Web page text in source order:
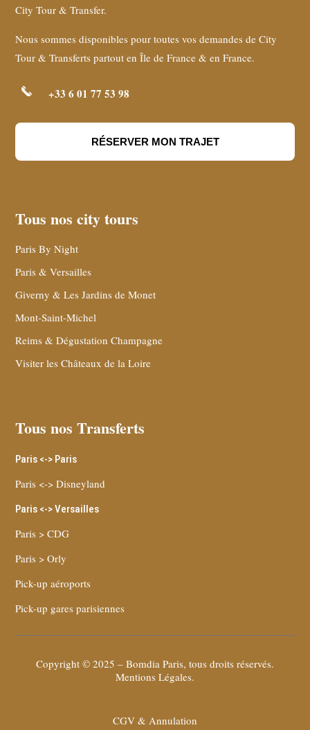
City Tour & Transfer.
Nous sommes disponibles pour toutes vos demandes de City
Tour & Transferts partout en Île de France & en France.
+33 6 01 77 53 98
RÉSERVER MON TRAJET
Tous nos city tours
Paris By Night
Paris & Versailles
Giverny & Les Jardins de Monet
Mont-Saint-Michel
Reims & Dégustation Champagne
Visiter les Châteaux de la Loire
Tous nos Transferts
Paris <-> Paris
Paris <-> Disneyland
Paris <-> Versailles
Paris > CDG
Paris > Orly
Pick-up aéroports
Pick-up gares parisiennes
Copyright © 2025 – Bomdia Paris, tous droits réservés.
Mentions Légales.
CGV & Annulation